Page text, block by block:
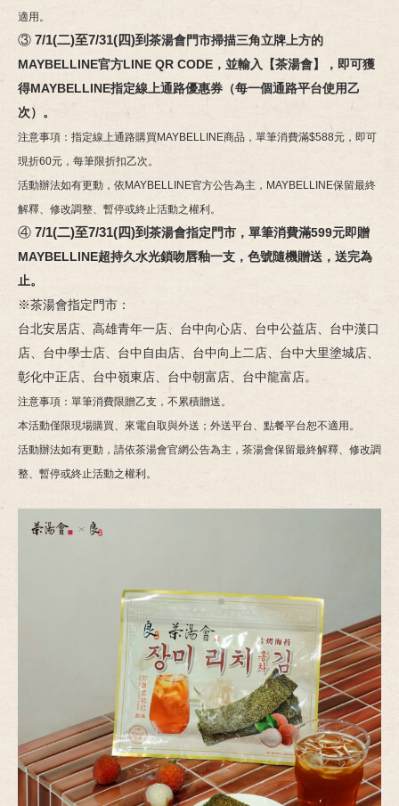
適用。
③ 7/1(二)至7/31(四)到茶湯會門市掃描三角立牌上方的
MAYBELLINE官方LINE QR CODE，並輸入【茶湯會】，即可獲
得MAYBELLINE指定線上通路優惠券（每一個通路平台使用乙
次）。
注意事項：指定線上通路購買MAYBELLINE商品，單筆消費滿$588元，即可
現折60元，每筆限折扣乙次。
活動辦法如有更動，依MAYBELLINE官方公告為主，MAYBELLINE保留最終
解釋、修改調整、暫停或終止活動之權利。
④ 7/1(二)至7/31(四)到茶湯會指定門市，單筆消費滿599元即贈
MAYBELLINE超持久水光鎖吻唇釉一支，色號隨機贈送，送完為
止。
※茶湯會指定門市：
台北安居店、高雄青年一店、台中向心店、台中公益店、台中漢口
店、台中學士店、台中自由店、台中向上二店、台中大里塗城店、
彰化中正店、台中嶺東店、台中朝富店、台中龍富店。
注意事項：單筆消費限贈乙支，不累積贈送。
本活動僅限現場購買、來電自取與外送；外送平台、點餐平台恕不適用。
活動辦法如有更動，請依茶湯會官網公告為主，茶湯會保留最終解釋、修改調
整、暫停或終止活動之權利。